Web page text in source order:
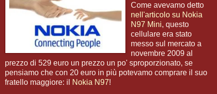
Come avevamo detto
nell'articolo su Nokia
N97 Mini, questo
cellulare era stato
messo sul mercato a
novembre 2009 al
prezzo di 529 euro un prezzo un po' sproporzionato, se
pensiamo che con 20 euro in più potevamo comprare il suo
fratello maggiore: il
Nokia N97!